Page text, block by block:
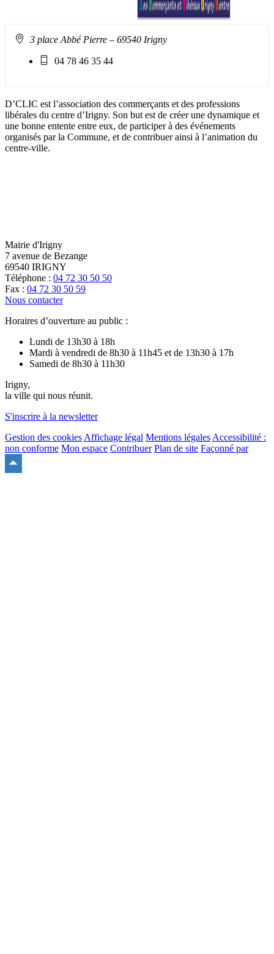
Adresse3 place Abbé Pierre – 69540 Irigny
Téléphone
04 78 46 35 44
D’CLIC est l’association des commerçants et des professions
libérales du centre d’Irigny. Son but est de créer une dynamique et
une bonne entente entre eux, de participer à des événements
organisés par la Commune, et de contribuer ainsi à l’animation du
centre-ville.
Mairie d'Irigny
7 avenue de Bezange
69540 IRIGNY
Téléphone : 04 72 30 50 50
Fax : 04 72 30 50 59
Nous contacter
Horaires d’ouverture au public :
Lundi de 13h30 à 18h
Mardi à vendredi de 8h30 à 11h45 et de 13h30 à 17h
Samedi de 8h30 à 11h30
Irigny,
la ville qui nous réunit.
S'inscrire à la newsletter
Gestion des cookiesAffichage légal Mentions légalesAccessibilité :
non conforme Mon espace Contribuer Plan de site Façonné par